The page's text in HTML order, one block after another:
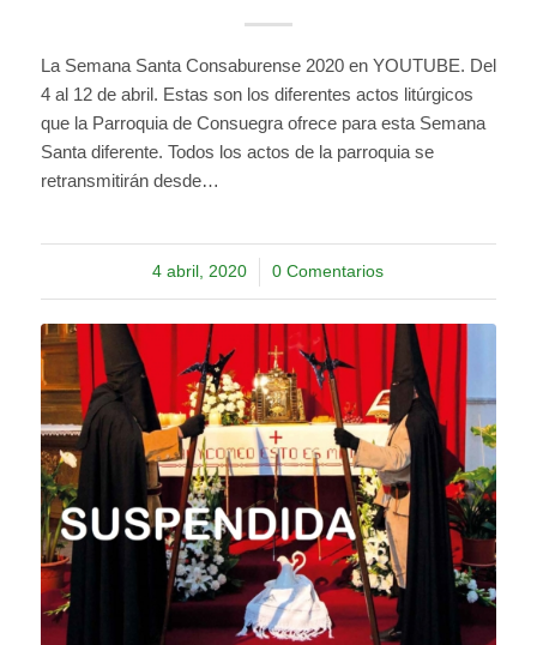
La Semana Santa Consaburense 2020 en YOUTUBE. Del
4 al 12 de abril. Estas son los diferentes actos litúrgicos
que la Parroquia de Consuegra ofrece para esta Semana
Santa diferente. Todos los actos de la parroquia se
retransmitirán desde…
4 abril, 2020
/ 0 Comentarios